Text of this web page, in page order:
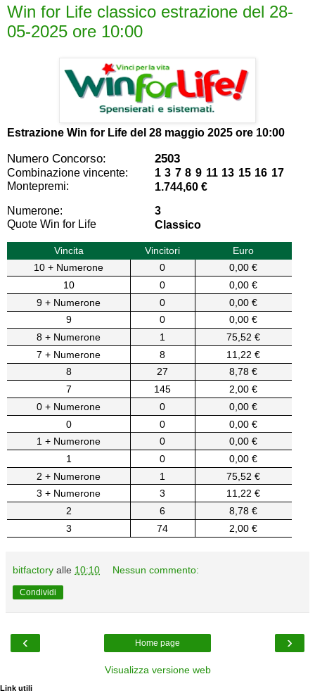
Win for Life classico estrazione del 28-
05-2025 ore 10:00
Estrazione Win for Life del 28 maggio 2025 ore 10:00
Numero Concorso: 2503
Combinazione vincente:
1 3 7 8 9 11 13 15 16 17
Montepremi:
1.744,60 €
Numerone:
3
Quote Win for Life
Classico
Vincita Vincitori
Euro
10 + Numerone
0
0,00 €
10
0
0,00 €
9 + Numerone
0
0,00 €
9
0
0,00 €
8 + Numerone
1
75,52 €
7 + Numerone
8
11,22 €
8
27
8,78 €
7
145
2,00 €
0 + Numerone
0
0,00 €
0
0
0,00 €
1 + Numerone
0
0,00 €
1
0
0,00 €
2 + Numerone
1
75,52 €
3 + Numerone
3
11,22 €
2
6
8,78 €
3
74 2,00 €
bitfactory alle 10:10 Nessun commento:
Condividi
‹ ›
Home page
Visualizza versione web
Link utili